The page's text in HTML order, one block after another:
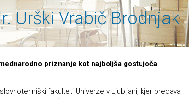
Urški Vrabič Brodnjak
priznanje kot najboljša gostujoča
fakulteti Univerze v Ljubljani, kjer predava